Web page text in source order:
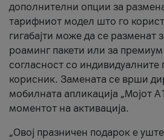
дополнителни опции за
тарифниот модел што го
гигабајти може да се разменат
роаминг пакети или за
согласност со индивидуалните
корисник. Замената се врши
мобилната апликација „Мојот
моментот на активација.
„Овој празничен подарок е